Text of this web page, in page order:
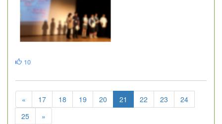
10
« 17 18 19 20 21 22 23
24
25
»